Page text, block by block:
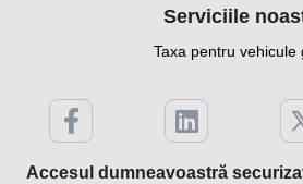
Serviciile
Taxa pentru vehicule
Accesul dumneavoastră